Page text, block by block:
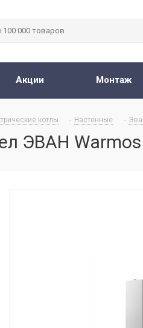
Акции Монтаж
котлы - Настенные -
ЭВАН